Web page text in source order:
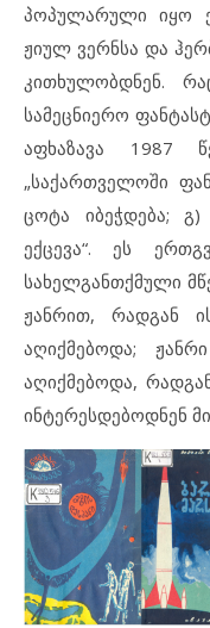
პოპულარული იყო
ჟიულ ვერნსა და
კითხულობდნენ.
სამეცნიერო
აფხაზავა 1987
„საქართველოში
ცოტა იბეჭდება;
ექცევა“. ეს
სახელგანთქმული
ჟანრით, რადგან
აღიქმებოდა;
აღიქმებოდა,
ინტერესდებოდნენ